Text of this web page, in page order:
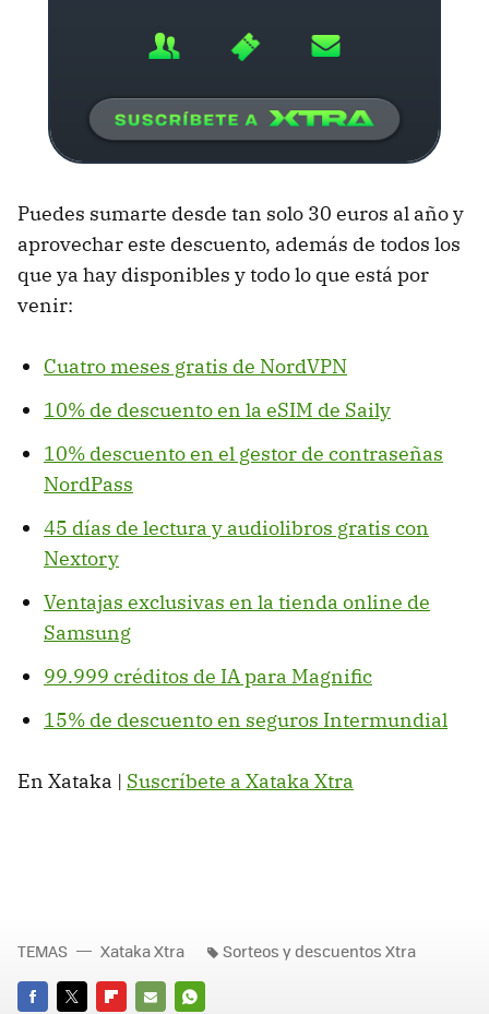
Puedes sumarte desde tan solo 30 euros al año y
aprovechar este descuento, además de todos los
que ya hay disponibles y todo lo que está por
venir:
Cuatro meses gratis de NordVPN
10% de descuento en la eSIM de Saily
10% descuento en el gestor de contraseñas
NordPass
45 días de lectura y audiolibros gratis con
Nextory
Ventajas exclusivas en la tienda online de
Samsung
99.999 créditos de IA para Magnific
15% de descuento en seguros Intermundial
En Xataka | Suscríbete a Xataka Xtra
TEMAS Xataka Xtra Sorteos y descuentos Xtra